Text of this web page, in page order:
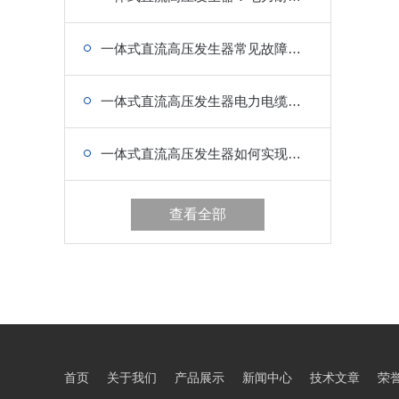
一体式直流高压发生器常见故障排查与维护保养要点
一体式直流高压发生器电力电缆耐压试验实操应用
一体式直流高压发生器如何实现低纹波稳定输出
查看全部
首页 关于我们 产品展示 新闻中心 技术文章 荣